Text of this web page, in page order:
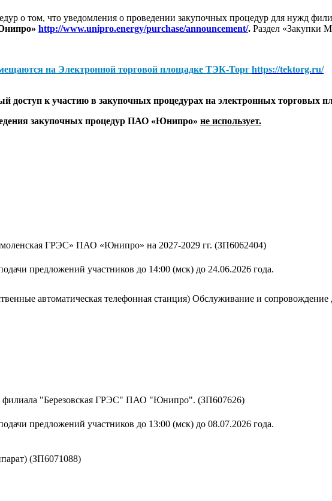
о том, что уведомления о проведении закупочных процедур для нужд
http://www.unipro.energy/purchase/announcement/. Раздел «Закупки
на Электронной торговой площадке ТЭК-Торг https://tektorg.ru/
доступ к участию в закупочных процедурах на электронных торговых
закупочных процедур ПАО «Юнипро» не использует.
ГРЭС» ПАО «Юнипро» на 2027-2029 гг. (ЗП6062404)
предложений участников до 14:00 (мск) до 24.06.2026 года.
автоматическая телефонная станция) Обслуживание и
филиала "Березовская ГРЭС" ПАО "Юнипро". (ЗП607626)
предложений участников до 13:00 (мск) до 08.07.2026 года.
(ЗП6071088)